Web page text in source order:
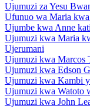
Ujumuzi za Yesu
Ufunuo wa Maria
Ujumbe kwa Anne
Ujumuzi kwa Maria
Ujerumani
Ujumuzi kwa Marcos
Ujumuzi kwa Edson
Ujumuzi kwa Kambi
Ujumuzi kwa Watoto
Ujumuzi kwa John